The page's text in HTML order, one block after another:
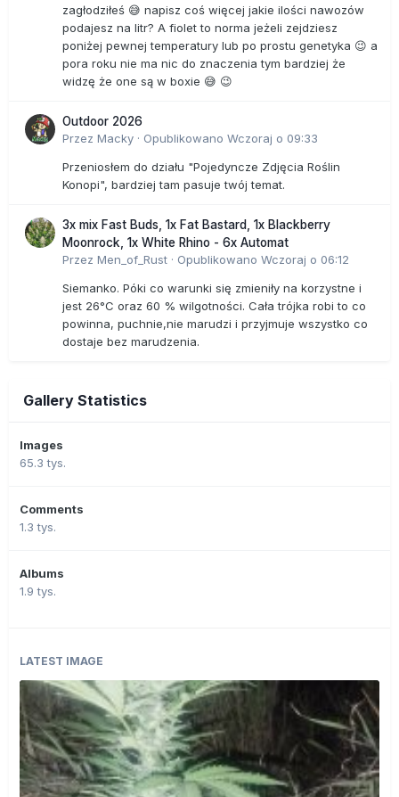
zagłodziłeś 😅 napisz coś więcej jakie ilości nawozów
podajesz na litr? A fiolet to norma jeżeli zejdziesz
poniżej pewnej temperatury lub po prostu genetyka 😉 a
pora roku nie ma nic do znaczenia tym bardziej że
widzę że one są w boxie 😅 😉
Outdoor 2026
Przez Macky · Opublikowano Wczoraj o 09:33
Przeniosłem do działu "Pojedyncze Zdjęcia Roślin
Konopi", bardziej tam pasuje twój temat.
3x mix Fast Buds, 1x Fat Bastard, 1x Blackberry
Moonrock, 1x White Rhino - 6x Automat
Przez Men_of_Rust · Opublikowano Wczoraj o 06:12
Siemanko. Póki co warunki się zmieniły na korzystne i
jest 26°C oraz 60 % wilgotności. Cała trójka robi to co
powinna, puchnie,nie marudzi i przyjmuje wszystko co
dostaje bez marudzenia.
Gallery Statistics
Images
65.3 tys.
Comments
1.3 tys.
Albums
1.9 tys.
LATEST IMAGE